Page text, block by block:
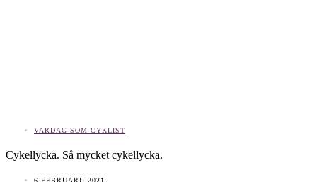
VARDAG SOM CYKLIST
Cykellycka. Så mycket cykellycka.
6 FEBRUARI, 2021